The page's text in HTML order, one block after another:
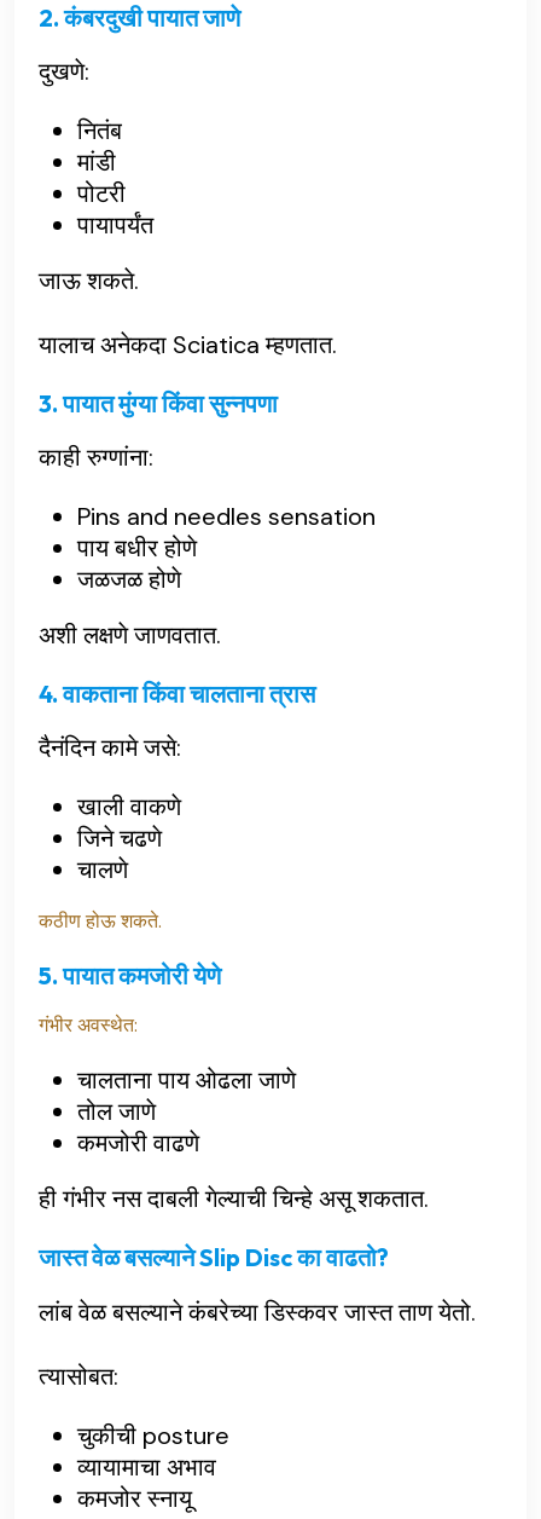
2. कंबरदुखी पायात जाणे
दुखणे:
नितंब
मांडी
पोटरी
पायापर्यंत
जाऊ शकते.
यालाच अनेकदा Sciatica म्हणतात.
3. पायात मुंग्या किंवा सुन्नपणा
काही रुग्णांना:
Pins and needles sensation
पाय बधीर होणे
जळजळ होणे
अशी लक्षणे जाणवतात.
4. वाकताना किंवा चालताना त्रास
दैनंदिन कामे जसे:
खाली वाकणे
जिने चढणे
चालणे
कठीण होऊ शकते.
5. पायात कमजोरी येणे
गंभीर अवस्थेत:
चालताना पाय ओढला जाणे
तोल जाणे
कमजोरी वाढणे
ही गंभीर नस दाबली गेल्याची चिन्हे असू शकतात.
जास्त वेळ बसल्याने Slip Disc का वाढतो?
लांब वेळ बसल्याने कंबरेच्या डिस्कवर जास्त ताण येतो.
त्यासोबत:
चुकीची posture
व्यायामाचा अभाव
कमजोर स्नायू